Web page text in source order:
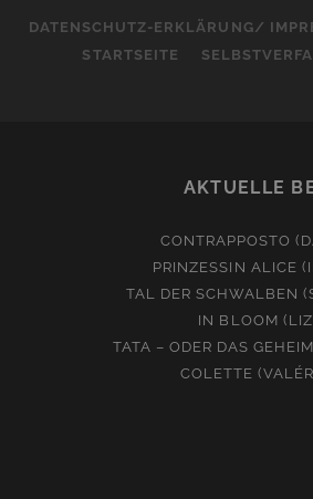
DATENSCHUTZ-ERKLÄRUNG/
STARTSEITE
AKTUELLE
CONTRAPPOSTO
PRINZESSIN ALICE
TAL DER SCHWALBEN
IN BLOOM
TATA – ODER DAS
COLETTE